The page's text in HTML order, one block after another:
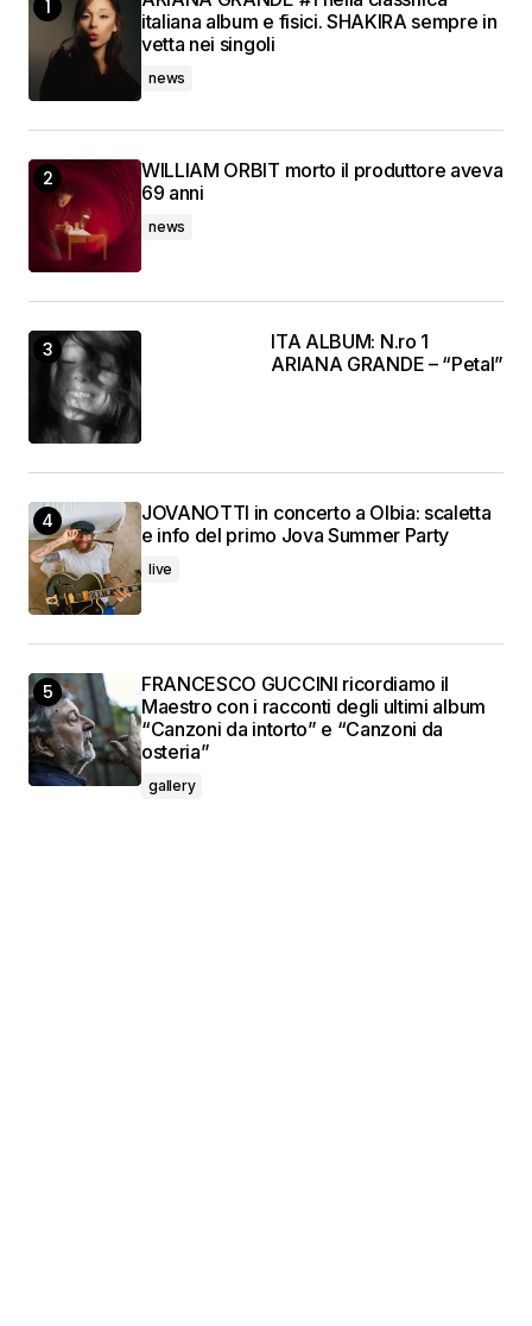
italiana album e fisici. SHAKIRA sempre in
vetta nei singoli
news
WILLIAM ORBIT morto il produttore aveva
69 anni
news
ITA ALBUM: N.ro 1
ARIANA GRANDE – “Petal”
JOVANOTTI in concerto a Olbia: scaletta
e info del primo Jova Summer Party
live
FRANCESCO GUCCINI ricordiamo il
Maestro con i racconti degli ultimi album
“Canzoni da intorto” e “Canzoni da
osteria”
gallery